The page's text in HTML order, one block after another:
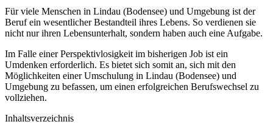
Für viele Menschen in Lindau (Bodensee) und Umgebung ist der
Beruf ein wesentlicher Bestandteil ihres Lebens. So verdienen sie
nicht nur ihren Lebensunterhalt, sondern haben auch eine Aufgabe.
Im Falle einer Perspektivlosigkeit im bisherigen Job ist ein
Umdenken erforderlich. Es bietet sich somit an, sich mit den
Möglichkeiten einer Umschulung in Lindau (Bodensee) und
Umgebung zu befassen, um einen erfolgreichen Berufswechsel zu
vollziehen.
Inhaltsverzeichnis